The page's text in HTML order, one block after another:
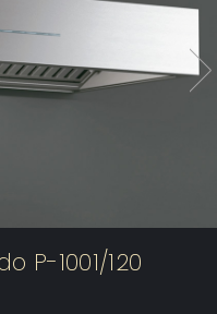
P-1001/120